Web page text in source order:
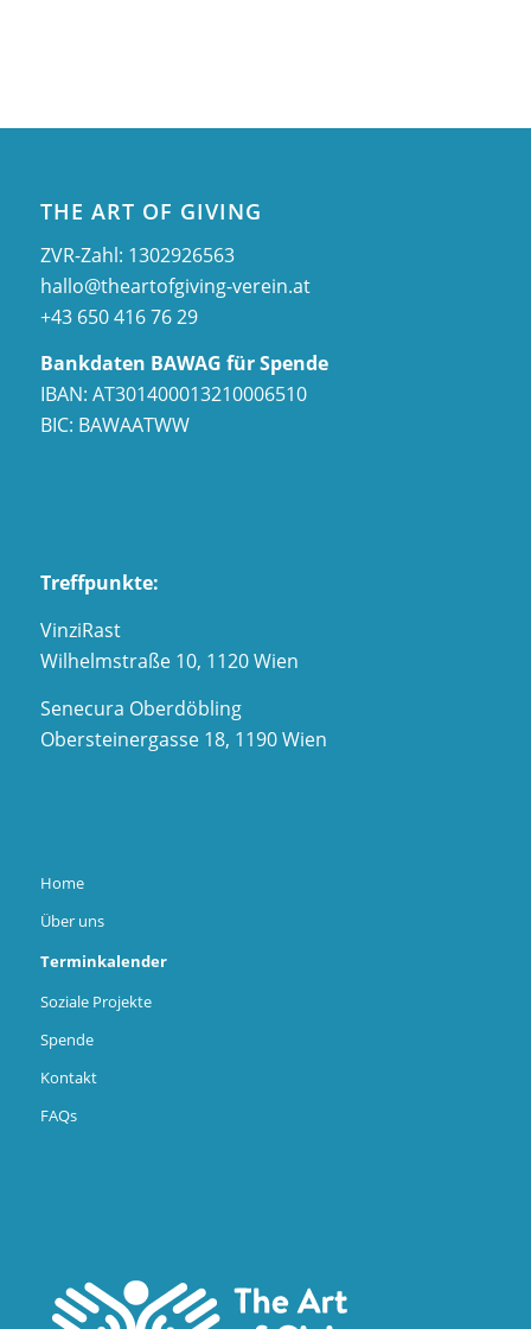
THE ART OF GIVING
ZVR-Zahl: 1302926563
hallo@theartofgiving-verein.at
+43 650 416 76 29
Bankdaten BAWAG für Spende
IBAN: AT301400013210006510
BIC: BAWAATWW
Treffpunkte:
VinziRast
Wilhelmstraße 10, 1120 Wien
Senecura Oberdöbling
Obersteinergasse 18, 1190 Wien
Home
Über uns
Terminkalender
Soziale Projekte
Spende
Kontakt
FAQs